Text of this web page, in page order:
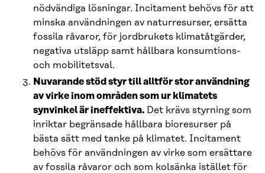
nödvändiga lösningar. Incitament behövs för att
minska användningen av naturresurser, ersätta
fossila råvaror, för jordbrukets klimatåtgärder,
negativa utsläpp samt hållbara konsumtions-
och mobilitetsval.
Nuvarande stöd styr till alltför stor användning
av virke inom områden som ur klimatets
synvinkel är ineffektiva. Det krävs styrning som
inriktar begränsade hållbara bioresurser på
bästa sätt med tanke på klimatet. Incitament
behövs för användningen av virke som ersättare
av fossila råvaror och som kolsänka istället för